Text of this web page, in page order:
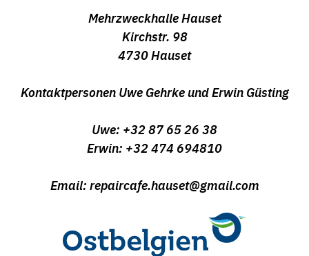
Mehrzweckhalle Hauset
Kirchstr. 98
4730 Hauset
Kontaktpersonen Uwe Gehrke und Erwin Güsting
Uwe: +32 87 65 26 38
Erwin: +32 474 694810
Email: repaircafe.hauset@gmail.com